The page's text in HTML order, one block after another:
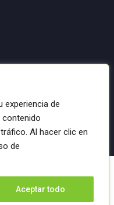
experiencia de
Al hacer clic en
de
Aceptar todo
Media. All